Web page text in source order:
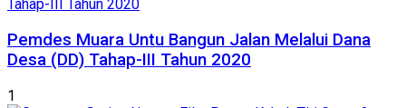
Pemdes Muara Untu Bangun Jalan Melalui Dana
Desa (DD) Tahap-III Tahun 2020
1